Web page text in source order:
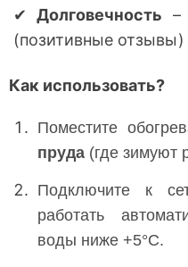
✔Долговечность –
(позитивные отзывы)
Как использовать?
Поместите
пруда (где зимуют
Подключите к
работать
воды ниже +5°C.